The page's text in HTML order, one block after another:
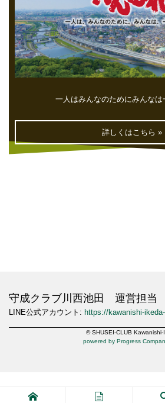
一人はみんなのためにみんなは
詳しくはこちら »
守成クラブ川西池田 運営担当
LINE公式アカウント: https://kawanishi-
© SHUSEI-CLUB Kawanishi-
powered by Progress